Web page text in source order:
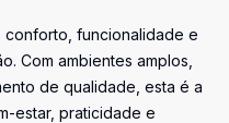
conforto, funcionalidade e
Com ambientes amplos,
de qualidade, esta é a
estar, praticidade e